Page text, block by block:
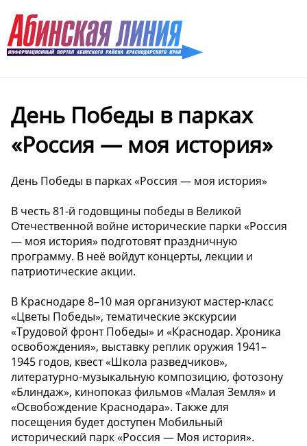
День Победы в парках
«Россия — моя история» ️
День Победы в парках «Россия — моя история» ️
В честь 81-й годовщины победы в Великой
Отечественной войне исторические парки «Россия
— моя история» подготовят праздничную
программу. В неё войдут концерты, лекции и
патриотические акции.
В Краснодаре 8–10 мая организуют мастер-класс
«Цветы Победы», тематические экскурсии
«Трудовой фронт Победы» и «Краснодар. Хроника
освобождения», выставку реплик оружия 1941–
1945 годов, квест «Школа разведчиков»,
литературно-музыкальную композицию, фотозону
«Блиндаж», кинопоказ фильмов «Малая Земля» и
«Освобождение Краснодара». Также для
посещения будет доступен Мобильный
исторический парк «Россия — Моя история».